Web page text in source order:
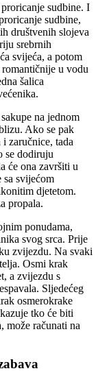
sudbine. I
sudbine,
društvenih slojeva
srebrnih
svijeća, a potom
u vodu
šalica
na jednom
Ako se pak
zaručnice, tada
se dodiruju
će ona završiti u
sa svijećom
djetetom.
propala.
ponudama,
svog srca. Prije
zvijezdu. Na svaki
Osmi krak
a zvijezdu s
Sljedećeg
osmerokrake
tko će biti
može računati na